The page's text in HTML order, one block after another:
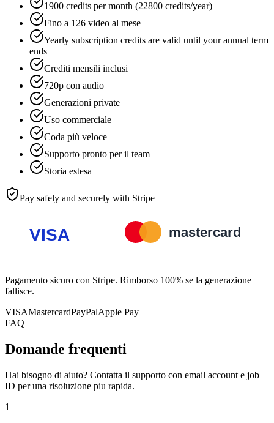
1900 credits per month (22800 credits/year)
Fino a 126 video al mese
Yearly subscription credits are valid until your annual term
ends
Crediti mensili inclusi
720p con audio
Generazioni private
Uso commerciale
Coda più veloce
Supporto pronto per il team
Storia estesa
Pay safely and securely with Stripe
Pagamento sicuro con Stripe. Rimborso 100% se la generazione
fallisce.
VISAMastercardPayPalApple Pay
FAQ
Domande frequenti
Hai bisogno di aiuto? Contatta il supporto con email account e job
ID per una risoluzione piu rapida.
1